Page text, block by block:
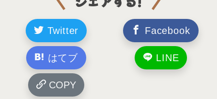
Twitter Facebook
はてブ LINE
COPY